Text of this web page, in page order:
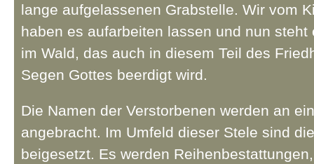
lange aufgelassenen Grabstelle. Wir vom
haben es aufarbeiten lassen und nun steht
im Wald, das auch in diesem Teil des
Segen Gottes beerdigt wird.
Die Namen der Verstorbenen werden an
angebracht. Im Umfeld dieser Stele sind
beigesetzt. Es werden